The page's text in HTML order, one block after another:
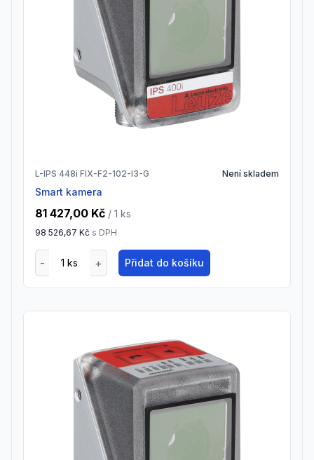
L-IPS 448i FIX-F2-102-I3-G Není skladem
Smart kamera
81 427,00 Kč / 1 ks
98 526,67 Kč s DPH
Přidat do košíku